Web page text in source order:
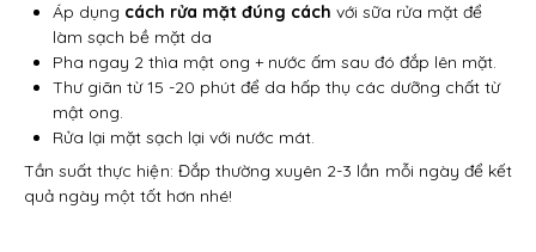
Áp dụng cách rửa mặt đúng cách với sữa rửa mặt để
làm sạch bề mặt da
Pha ngay 2 thìa mật ong + nước ấm sau đó đắp lên mặt.
Thư giãn từ 15 -20 phút để da hấp thụ các dưỡng chất từ
mật ong.
Rửa lại mặt sạch lại với nước mát.
Tần suất thực hiện: Đắp thường xuyên 2-3 lần mỗi ngày để kết
quả ngày một tốt hơn nhé!